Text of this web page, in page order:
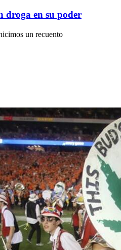
droga en su poder
un recuento